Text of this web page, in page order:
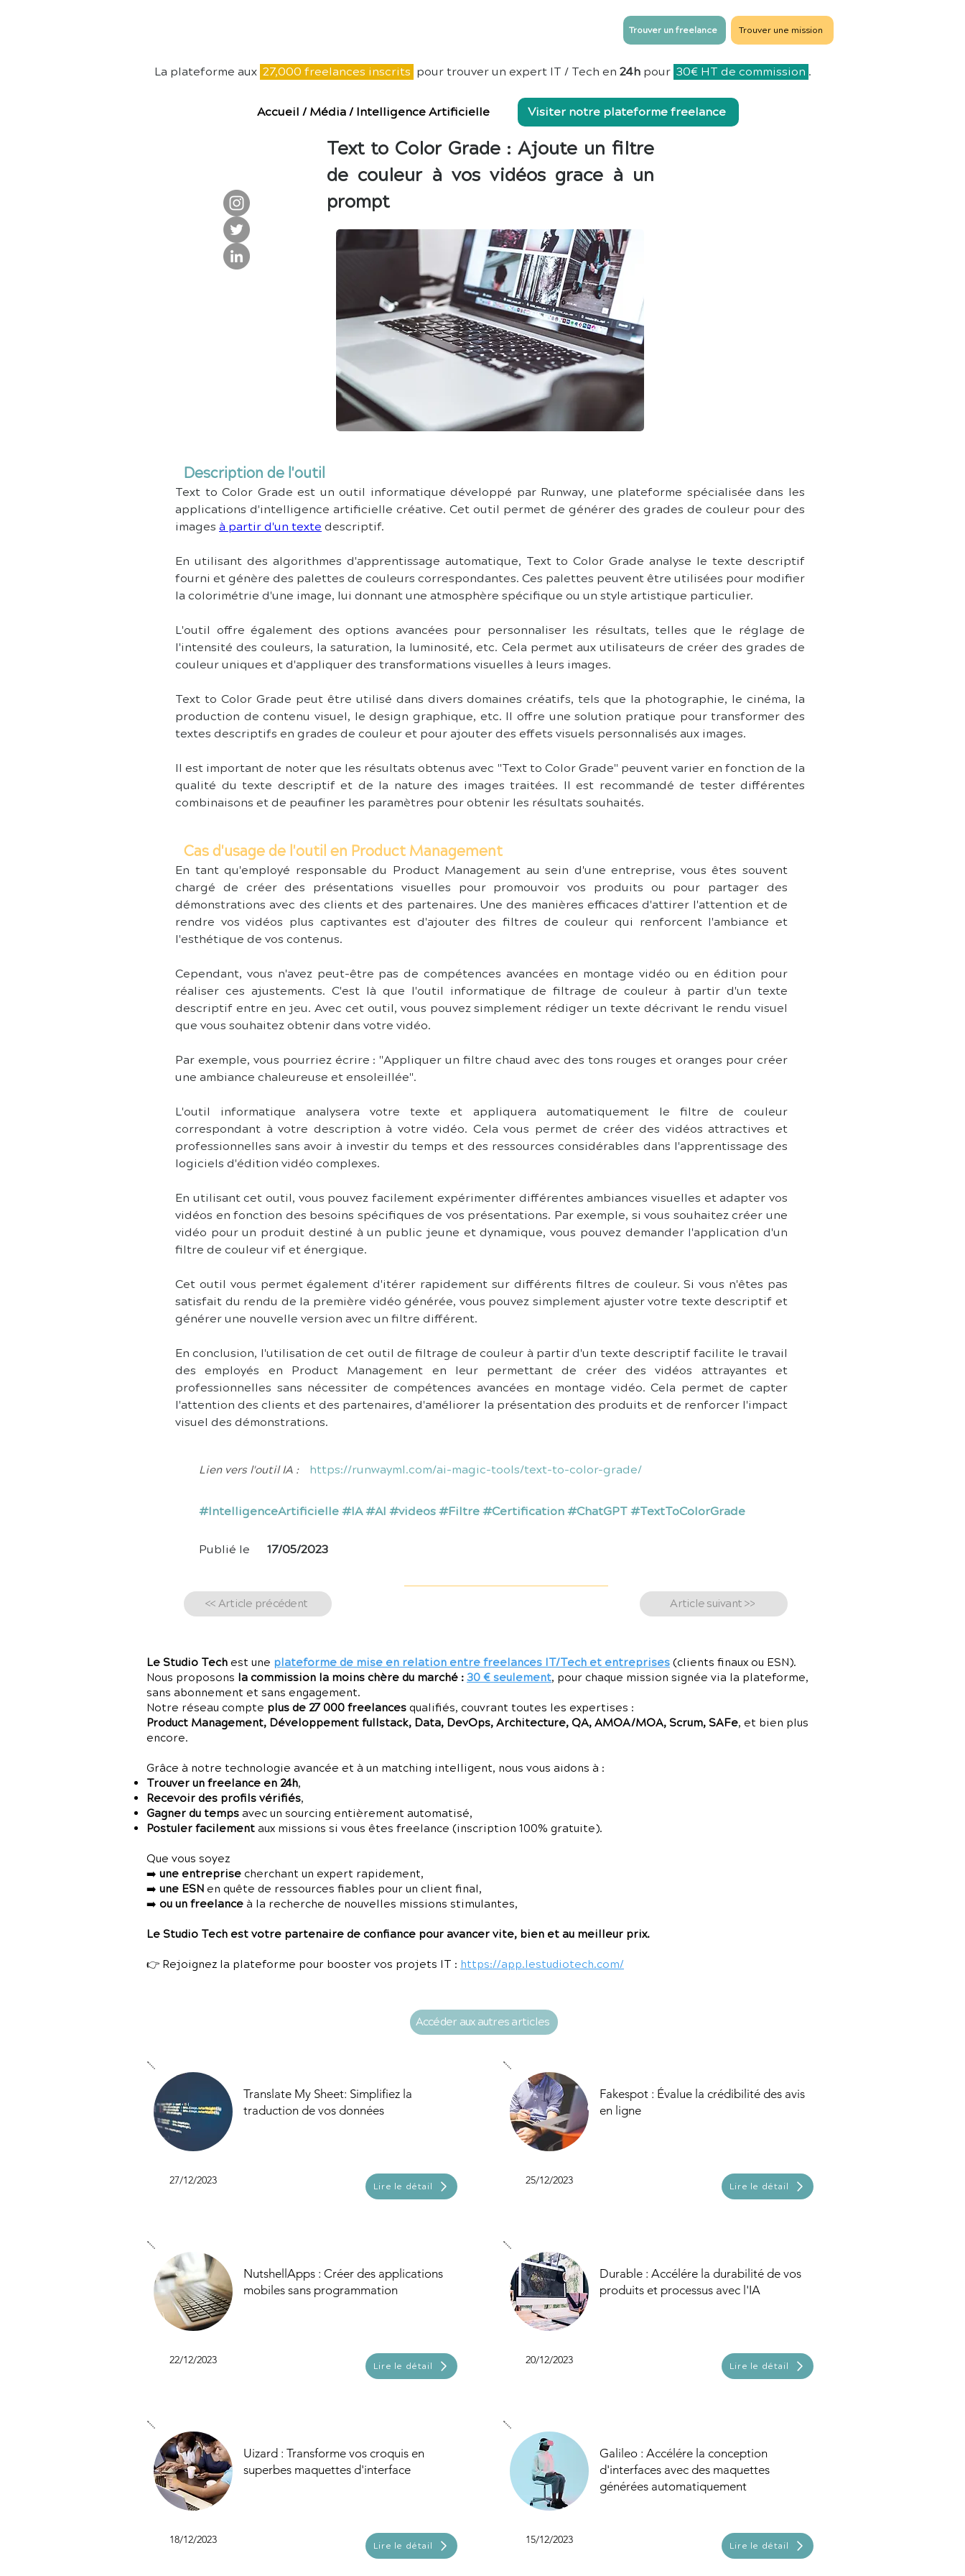
Trouver un freelance Trouver une mission
La plateforme aux 27,000 freelances inscrits pour trouver un expert IT / Tech en 24hpour 30€ HT de commission .
Accueil / Média/ Intelligence Artificielle Visiter notre plateforme freelance
Text to Color Grade : Ajoute un filtre
de couleur à vos vidéos grace à un
prompt
Description de l'outil
Text to Color Grade est un outil informatique développé par Runway, une plateforme spécialisée dans les
applications d'intelligence artificielle créative. Cet outil permet de générer des grades de couleur pour des
images à partir d'un texte descriptif.
En utilisant des algorithmes d'apprentissage automatique, Text to Color Grade analyse le texte descriptif
fourni et génère des palettes de couleurs correspondantes. Ces palettes peuvent être utilisées pour modifier
la colorimétrie d'une image, lui donnant une atmosphère spécifique ou un style artistique particulier.
L'outil offre également des options avancées pour personnaliser les résultats, telles que le réglage de
l'intensité des couleurs, la saturation, la luminosité, etc. Cela permet aux utilisateurs de créer des grades de
couleur uniques et d'appliquer des transformations visuelles à leurs images.
Text to Color Grade peut être utilisé dans divers domaines créatifs, tels que la photographie, le cinéma, la
production de contenu visuel, le design graphique, etc. Il offre une solution pratique pour transformer des
textes descriptifs en grades de couleur et pour ajouter des effets visuels personnalisés aux images.
Il est important de noter que les résultats obtenus avec "Text to Color Grade" peuvent varier en fonction de la
qualité du texte descriptif et de la nature des images traitées. Il est recommandé de tester différentes
combinaisons et de peaufiner les paramètres pour obtenir les résultats souhaités.
Cas d'usage de l'outil en Product Management
En tant qu'employé responsable du Product Management au sein d'une entreprise, vous êtes souvent
chargé de créer des présentations visuelles pour promouvoir vos produits ou pour partager des
démonstrations avec des clients et des partenaires. Une des manières efficaces d'attirer l'attention et de
rendre vos vidéos plus captivantes est d'ajouter des filtres de couleur qui renforcent l'ambiance et
l'esthétique de vos contenus.
Cependant, vous n'avez peut-être pas de compétences avancées en montage vidéo ou en édition pour
réaliser ces ajustements. C'est là que l'outil informatique de filtrage de couleur à partir d'un texte
descriptif entre en jeu. Avec cet outil, vous pouvez simplement rédiger un texte décrivant le rendu visuel
que vous souhaitez obtenir dans votre vidéo.
Par exemple, vous pourriez écrire : "Appliquer un filtre chaud avec des tons rouges et oranges pour créer
une ambiance chaleureuse et ensoleillée".
L'outil informatique analysera votre texte et appliquera automatiquement le filtre de couleur
correspondant à votre description à votre vidéo. Cela vous permet de créer des vidéos attractives et
professionnelles sans avoir à investir du temps et des ressources considérables dans l'apprentissage des
logiciels d'édition vidéo complexes.
En utilisant cet outil, vous pouvez facilement expérimenter différentes ambiances visuelles et adapter vos
vidéos en fonction des besoins spécifiques de vos présentations. Par exemple, si vous souhaitez créer une
vidéo pour un produit destiné à un public jeune et dynamique, vous pouvez demander l'application d'un
filtre de couleur vif et énergique.
Cet outil vous permet également d'itérer rapidement sur différents filtres de couleur. Si vous n'êtes pas
satisfait du rendu de la première vidéo générée, vous pouvez simplement ajuster votre texte descriptif et
générer une nouvelle version avec un filtre différent.
En conclusion, l'utilisation de cet outil de filtrage de couleur à partir d'un texte descriptif facilite le travail
des employés en Product Management en leur permettant de créer des vidéos attrayantes et
professionnelles sans nécessiter de compétences avancées en montage vidéo. Cela permet de capter
l'attention des clients et des partenaires, d'améliorer la présentation des produits et de renforcer l'impact
visuel des démonstrations.
Lien vers l'outil IA : https://runwayml.com/ai-magic-tools/text-to-color-grade/
#IntelligenceArtificielle #IA #AI #videos #Filtre #Certification #ChatGPT #TextToColorGrade
Publié le 17/05/2023
<< Article précédent Article suivant >>
Le Studio Tech est une plateforme de mise en relation entre freelances IT/Tech et entreprises(clients finaux ou ESN).
Nous proposons la commission la moins chère du marché :30 € seulement, pour chaque mission signée via la plateforme,
sans abonnement et sans engagement.
Notre réseau compte plus de 27 000 freelancesqualifiés, couvrant toutes les expertises :
Product Management, Développement fullstack, Data, DevOps, Architecture, QA, AMOA/MOA, Scrum, SAFe, et bien plus
encore.
Grâce à notre technologie avancée et à un matching intelligent, nous vous aidons à :
Trouver un freelance en 24h,
Recevoir des profils vérifiés,
Gagner du tempsavec un sourcing entièrement automatisé,
Postuler facilementaux missions si vous êtes freelance (inscription 100% gratuite).
Que vous soyez
➡️ une entreprise cherchant un expert rapidement,
➡️ une ESN en quête de ressources fiables pour un client final,
➡️ ou un freelanceà la recherche de nouvelles missions stimulantes,
Le Studio Tech est votre partenaire de confiance pour avancer vite, bien et au meilleur prix.
👉 Rejoignez la plateforme pour booster vos projets IT : https://app.lestudiotech.com/
Accéder aux autres articles
Translate My Sheet: Simplifiez la
traduction de vos données
27/12/2023 Lire le détail
NutshellApps : Créer des applications
mobiles sans programmation
22/12/2023 Lire le détail
Uizard : Transforme vos croquis en
superbes maquettes d'interface
18/12/2023 Lire le détail
Fakespot : Évalue la crédibilité des avis
en ligne
25/12/2023 Lire le détail
Durable : Accélére la durabilité de vos
produits et processus avec l'IA
20/12/2023 Lire le détail
Galileo : Accélére la conception
d'interfaces avec des maquettes
générées automatiquement
15/12/2023 Lire le détail